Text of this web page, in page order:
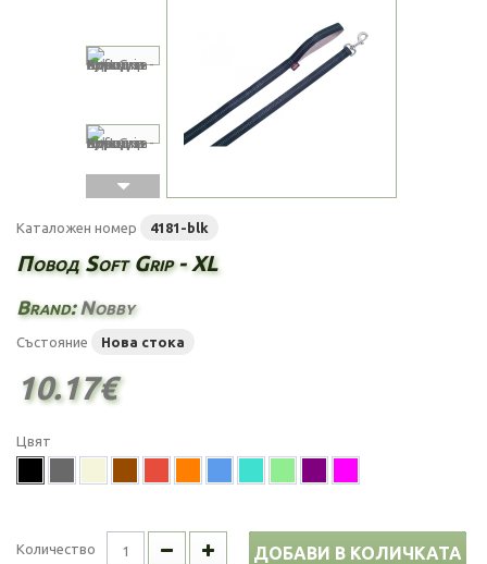
Каталожен номер 4181-blk
Повод Soft Grip - XL
Brand:Nobby
Състояние Нова стока
10.17€
Цвят
Количество ДОБАВИ В КОЛИЧКАТА